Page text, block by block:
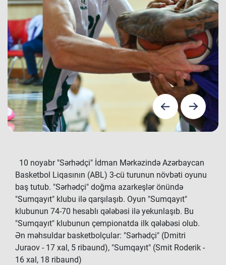
10 noyabr "Sərhədçi" İdman Mərkəzində Azərbaycan
Basketbol Liqasının (ABL) 3-cü turunun növbəti oyunu
baş tutub. "Sərhədçi" doğma azarkeşlər önündə
"Sumqayıt" klubu ilə qarşılaşıb. Oyun "Sumqayıt"
klubunun 74-70 hesablı qələbəsi ilə yekunlaşıb. Bu
"Sumqayıt" klubunun çempionatda ilk qələbəsi olub.
Ən məhsuldar basketbolçular: "Sərhədçi" (Dmitri
Juraov - 17 xal, 5 ribaund), "Sumqayıt" (Smit Roderik -
16 xal, 18 ribaund)